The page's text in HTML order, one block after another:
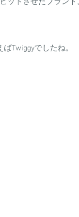
ットさせたブランド
Twiggyでしたね。